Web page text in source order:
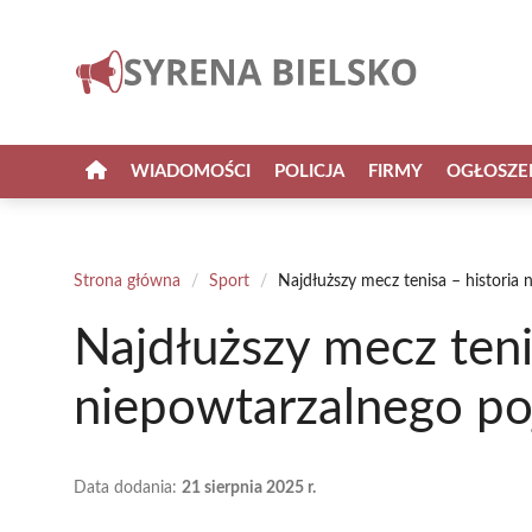
WIADOMOŚCI POLICJA FIRMY
Strona główna / Sport / Najdłuższy mecz tenisa – historia
Najdłuższy mecz
niepowtarzalnego
Data dodania: 21 sierpnia 2025 r.